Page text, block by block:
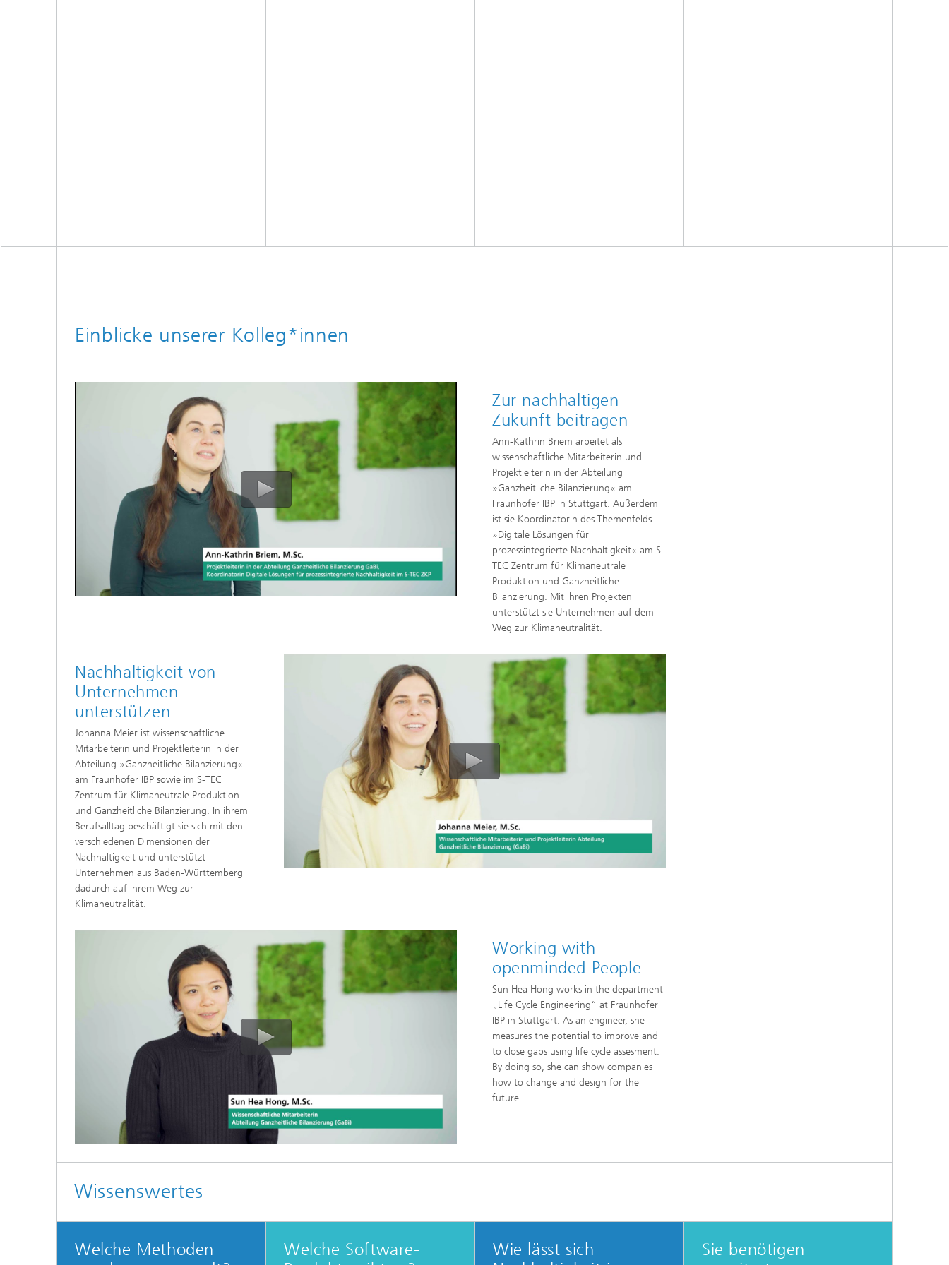
Einblicke unserer Kolleg*innen
Zur nachhaltigen
Zukunft beitragen
Ann-Kathrin Briem arbeitet als
wissenschaftliche Mitarbeiterin und
Projektleiterin in der Abteilung
»Ganzheitliche Bilanzierung« am
Fraunhofer IBP in Stuttgart. Außerdem
ist sie Koordinatorin des Themenfelds
»Digitale Lösungen für
prozessintegrierte Nachhaltigkeit« am S-
TEC Zentrum für Klimaneutrale
Produktion und Ganzheitliche
Bilanzierung. Mit ihren Projekten
unterstützt sie Unternehmen auf dem
Weg zur Klimaneutralität.
Nachhaltigkeit von
Unternehmen
unterstützen
Johanna Meier ist wissenschaftliche
Mitarbeiterin und Projektleiterin in der
Abteilung »Ganzheitliche Bilanzierung«
am Fraunhofer IBP sowie im S-TEC
Zentrum für Klimaneutrale Produktion
und Ganzheitliche Bilanzierung. In ihrem
Berufsalltag beschäftigt sie sich mit den
verschiedenen Dimensionen der
Nachhaltigkeit und unterstützt
Unternehmen aus Baden-Württemberg
dadurch auf ihrem Weg zur
Klimaneutralität.
Working with
openminded People
Sun Hea Hong works in the department
„Life Cycle Engineering“ at Fraunhofer
IBP in Stuttgart. As an engineer, she
measures the potential to improve and
to close gaps using life cycle assesment.
By doing so, she can show companies
how to change and design for the
future.
Wissenswertes
Welche Methoden
Welche Software-
Wie lässt sich
Sie benötigen